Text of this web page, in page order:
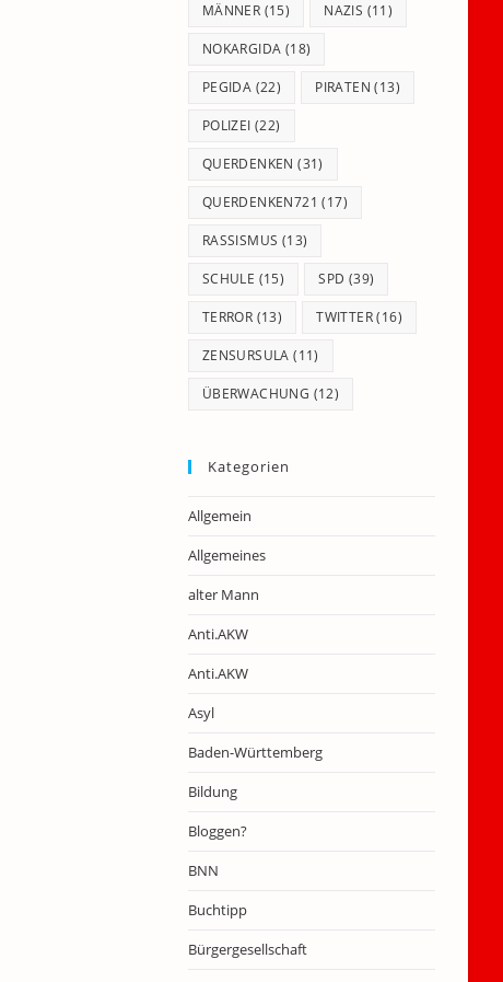
MÄNNER (15) NAZIS (11)
NOKARGIDA (18)
PEGIDA (22) PIRATEN (13)
POLIZEI (22)
QUERDENKEN (31)
QUERDENKEN721 (17)
RASSISMUS (13)
SCHULE (15) SPD (39)
TERROR (13) TWITTER(16)
ZENSURSULA (11)
ÜBERWACHUNG (12)
Kategorien
Allgemein
Allgemeines
alter Mann
Anti.AKW
Anti.AKW
Asyl
Baden-Württemberg
Bildung
Bloggen?
BNN
Buchtipp
Bürgergesellschaft